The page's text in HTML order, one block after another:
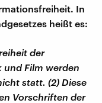
In
heißt es:
der
Film werden
statt. (2) Diese
Vorschriften der